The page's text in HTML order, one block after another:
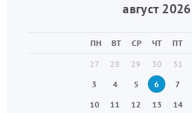
август 2026
ПН ВТ СР ЧТ ПТ
27
28 29 30 31
3
4 5 6 7
10
11 12 13 14